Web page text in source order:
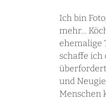
Ich bin
mehr…
ehemalige
schaffe ich
und
Menschen